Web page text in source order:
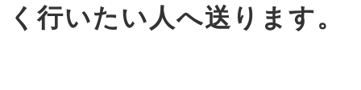
く行いたい人へ送ります。